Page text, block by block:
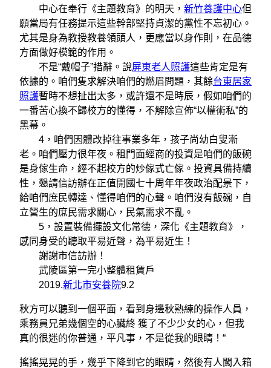
中心在奉行《主題教育》的明天， 新竹養護中心但
願當局有任務提示這些幹部堅持貞潔的黨性不忘初心。
尤其是身為教授教養領頭人，更應當以身作則，在品德
方面做好模範的作用。
不是“戴帽子”措辭。說屏東老人照護這些肯定是有
依據的。咱們隻求解決咱們的燃眉問題，其餘台東居家
照護暫時不想扯出太多，或許還不是時辰，假如咱們的
一番苦心換不歸校方的懂得，不解除宣佈“以權術私”的
黑幕。
4，咱們因體改掉往事業多年，孩子尚幼白叟漸
老。咱們壓力很年夜。租門面經商的投資是咱們的飯碗
是身傢生命，經不起校方的炒傢式亡傢。投資具備持續
性，懇請信訪辦在正值開國七十周年年夜政治配景下，
給咱們庶民轉達、懂得咱們的心聲。咱們沒有飯碗，自
立營生的庶民需求關心，民氣需求不亂。
5，設置裝備擺設文化常德，深化《主題教育》，
感同身受的聽取平易近聲，為平易近生！
謝謝市信訪辦！
武陵區第一完小整體租賃戶
2019.新北市安養院9.2
秋方可以聽到一個平面，看到身邊秋熟練的操作人員，
乘務員兄弟幾個空的心臟終 獲了不少少女的心，但我
真的很迷的你普通，平凡事，不是從我的眼睛！“
搖搖晃晃的手，幾乎下降到它的眼睛，然後有人闖入箱